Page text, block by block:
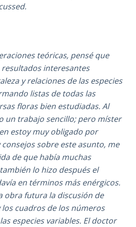
teóricas, pensé que
interesantes
y relaciones de las especies
listas de todas las
floras bien estudiadas. Al
un trabajo sencillo; pero míster
estoy muy obligado por
consejos sobre este asunto, me
de que había muchas
lo hizo después el
en términos más enérgicos.
obra futura la discusión de
cuadros de los números
especies variables. El doctor